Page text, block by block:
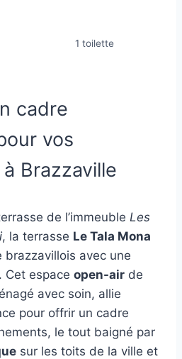
1 toilette
cadre
vos
Brazzaville
de l’immeuble Les
, la terrasse Le Tala Mona
brazzavillois avec une
Cet espace open-air de
avec soin, allie
pour offrir un cadre
le tout baigné par
sur les toits de la ville et